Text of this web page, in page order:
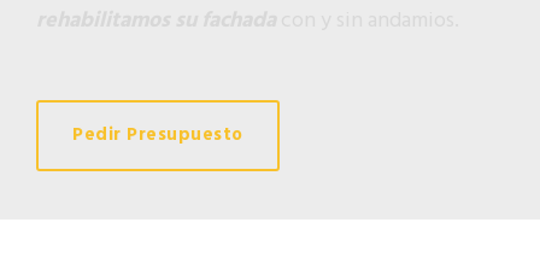
Pedir Presupuesto